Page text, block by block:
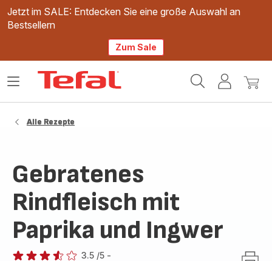
Jetzt im SALE: Entdecken Sie eine große Auswahl an
Bestsellern
Zum Sale
Mein
Mein
Das
Alle Rezepte
Gebratenes
Rindfleisch mit
Paprika und Ingwer
3.5 /5 -